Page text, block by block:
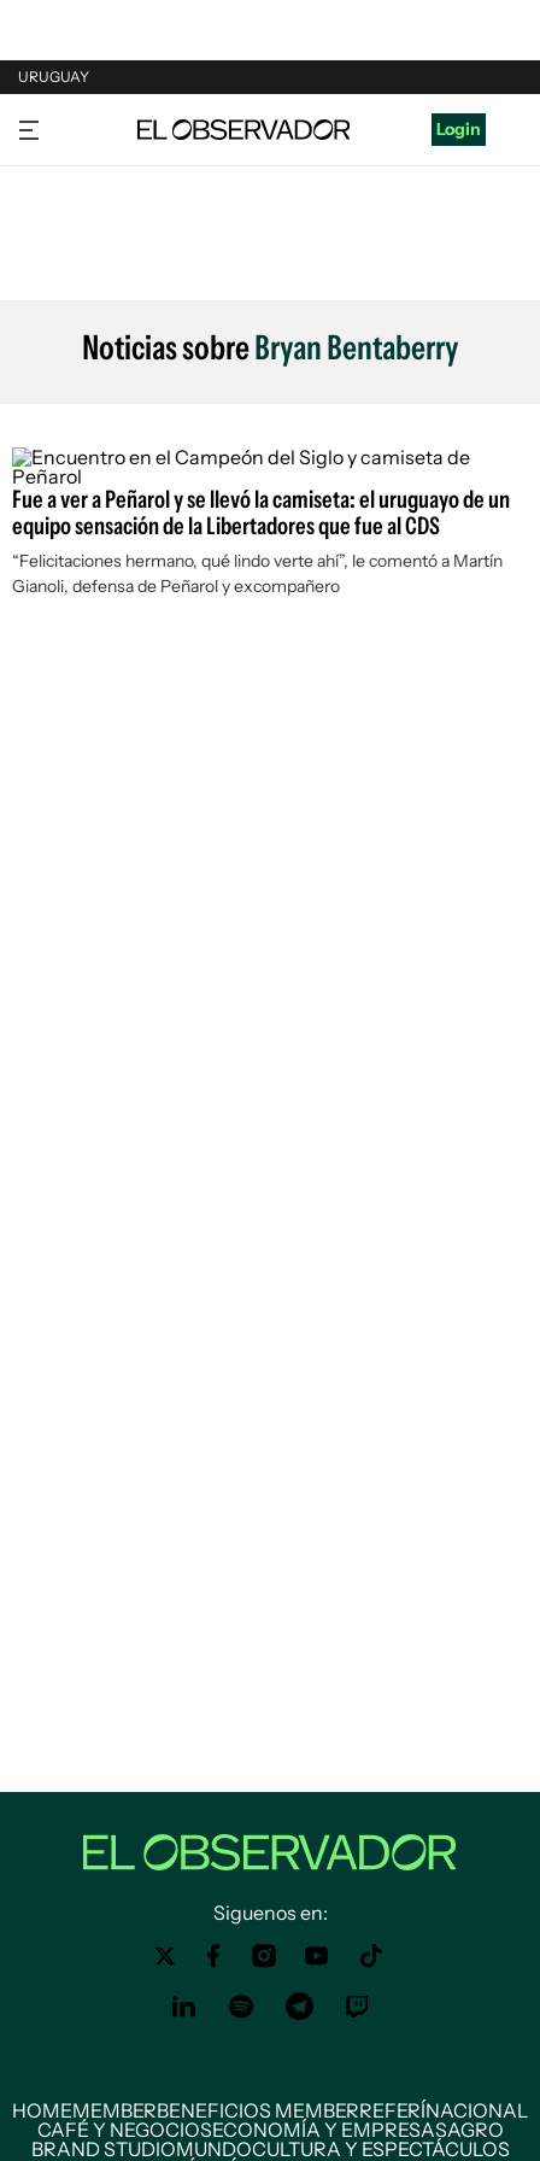
URUGUAY
URUGUAY
ARGENTINA
Login
Noticias sobreBryan Bentaberry
Fue a ver a Peñarol y se llevó la camiseta: el uruguayo de un
equipo sensación de la Libertadores que fue al CDS
“Felicitaciones hermano, qué lindo verte ahí”, le comentó a Martín
Gianoli, defensa de Peñarol y excompañero
Siguenos en:
HOMEMEMBERBENEFICIOS MEMBERREFERÍNACIONAL
CAFÉ Y NEGOCIOSECONOMÍA Y EMPRESASAGRO
BRAND STUDIOMUNDOCULTURA Y ESPECTÁCULOS